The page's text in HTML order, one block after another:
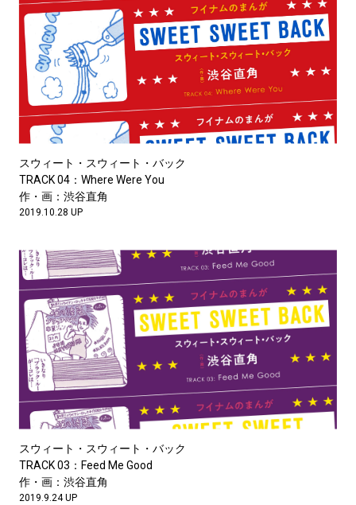
スウィート・スウィート・バック
TRACK 04：Where Were You
作・画：渋谷直角
2019.10.28 UP
スウィート・スウィート・バック
TRACK 03：Feed Me Good
作・画：渋谷直角
2019.9.24 UP